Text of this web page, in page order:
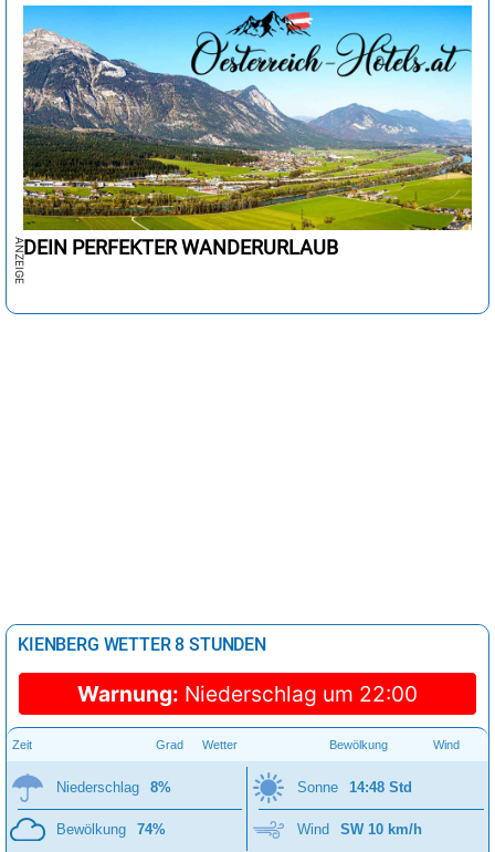
DEIN PERFEKTER WANDERURLAUB
KIENBERG WETTER 8 STUNDEN
Warnung: Niederschlag um 22:00
Zeit Grad Wetter Bewölkung Wind
Niederschlag 8%
Bewölkung 74%
Sonne 14:48 Std
Wind SW 10 km/h